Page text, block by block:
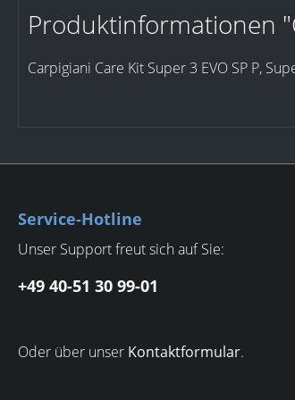
Produktinformationen
Carpigiani Care Kit Super 3 EVO SP P,
Service-Hotline
Unser Support freut sich auf Sie:
+49 40-51 30 99-01
Oder über unser Kontaktformular.